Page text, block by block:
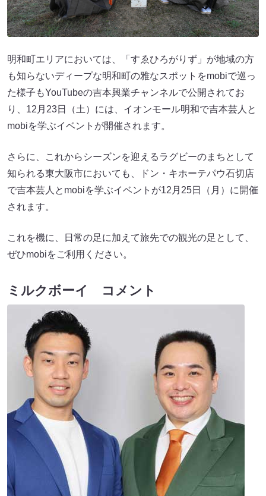
明和町エリアにおいては、「すゑひろがりず」が地域の方
も知らないディープな明和町の雅なスポットをmobiで巡っ
た様子もYouTubeの吉本興業チャンネルで公開されてお
り、12月23日（土）には、イオンモール明和で吉本芸人と
mobiを学ぶイベントが開催されます。
さらに、これからシーズンを迎えるラグビーのまちとして
知られる東大阪市においても、ドン・キホーテパウ石切店
で吉本芸人とmobiを学ぶイベントが12月25日（月）に開催
されます。
これを機に、日常の足に加えて旅先での観光の足として、
ぜひmobiをご利用ください。
ミルクボーイ コメント